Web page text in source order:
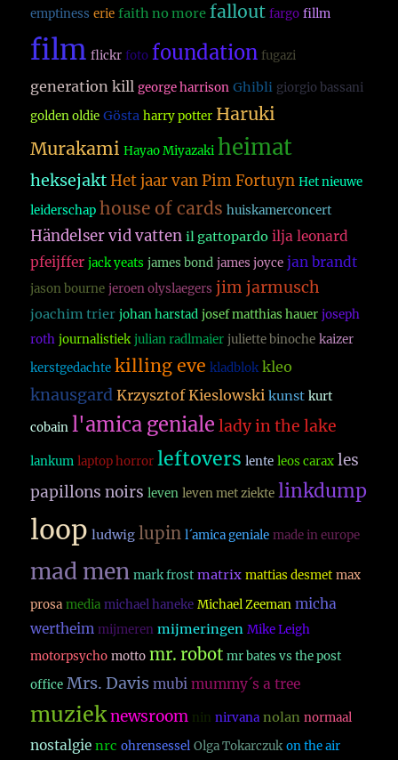
emptiness erie faith no more fallout fargo fillm
film flickr foto foundation fugazi
generation kill george harrison Ghibli giorgio bassani
golden oldie Gösta harry potter Haruki
Murakami Hayao Miyazaki heimat
heksejakt Het jaar van Pim Fortuyn Het nieuwe
leiderschap house of cards huiskamerconcert
Händelser vid vatten il gattopardo ilja leonard
pfeijffer jack yeats james bond james joyce jan brandt
jason bourne jeroen olyslaegers jim jarmusch
joachim trier johan harstad josef matthias hauer joseph
roth journalistiek julian radlmaier juliette binoche kaizer
kerstgedachte killing eve kladblok kleo
knausgard Krzysztof Kieslowski kunst kurt
cobain l'amica geniale lady in the lake
lankum laptop horror leftovers lente leos carax les
papillons noirs leven leven met ziekte linkdump
loop ludwig lupin l´amica geniale made in europe
mad men mark frost matrix mattias desmet max
prosa media michael haneke Michael Zeeman micha
wertheim mijmeren mijmeringen Mike Leigh
motorpsycho motto mr. robot mr bates vs the post
office Mrs. Davis mubi mummy´s a tree
muzieknewsroom nin nirvana nolan normaal
nostalgie nrc ohrensessel Olga Tokarczuk on the air